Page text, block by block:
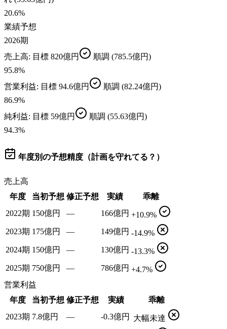
20.6%
業績予想
2026期
売上高: 目標 820億円 順調 (785.5億円)
95.8%
営業利益: 目標 94.6億円 順調 (82.24億円)
86.9%
純利益: 目標 59億円 順調 (55.63億円)
94.3%
年度別の予想精度（計画を守れてる？）
売上高
年度
当初予想 修正予想 実績
乖離
2022期 150億円 — 166億円 +10.9%
2023期 175億円 — 149億円 -14.9%
2024期 150億円 — 130億円 -13.3%
2025期 750億円 — 786億円 +4.7%
営業利益
年度
当初予想 修正予想 実績
乖離
2023期 7.8億円 — -0.3億円
大幅未達